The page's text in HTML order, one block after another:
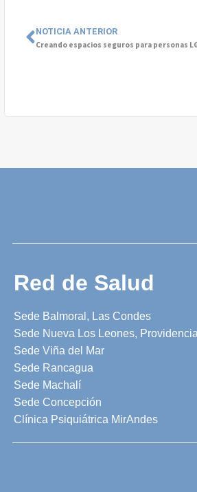
NOTICIA ANTERIOR
Creando espacios seguros para personas
Red de Salud
Sede Balmoral, Las Condes
Sede Nueva Los Leones, Providencia
Sede Viña del Mar
Sede Rancagua
Sede Machalí
Sede Concepción
Clínica Psiquiátrica MirAndes